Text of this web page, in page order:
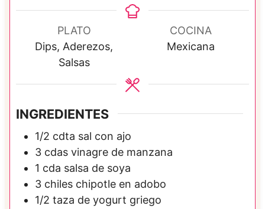
n
s
PLATO
Dips, Aderezos,
Salsas
COCINA
Mexicana
INGREDIENTES
1/2 cdta sal con ajo
3 cdas vinagre de manzana
1 cda salsa de soya
3 chiles chipotle en adobo
1/2 taza de yogurt griego